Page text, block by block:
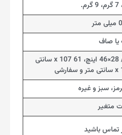
صاف
24×42 اینچ// 28×46 اینچ، 61 x 107 سانتی
سبز و غیره
متغیر
تماس باشید